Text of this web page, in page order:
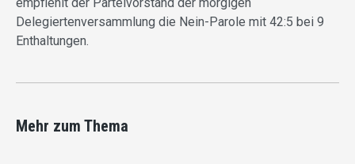
Delegiertenversammlung die Nein-Parole mit 42:5 bei 9
Enthaltungen.
Mehr zum Thema